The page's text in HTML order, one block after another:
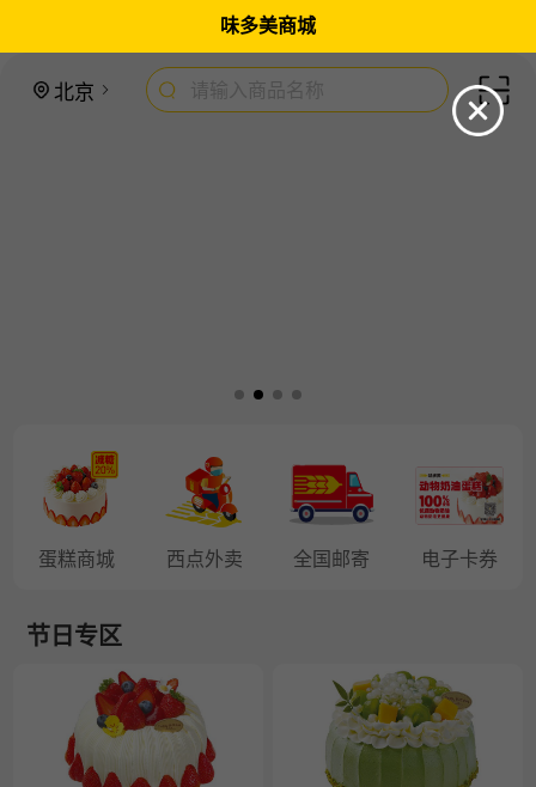
味多美商城
北京 请输入商品名称
蛋糕商城 西点外卖 全国邮寄 电子卡券
节日专区